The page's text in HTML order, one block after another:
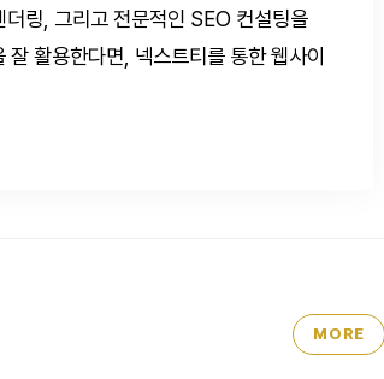
링, 그리고 전문적인 SEO 컨설팅을
활용한다면, 넥스트티를 통한 웹사이
MORE